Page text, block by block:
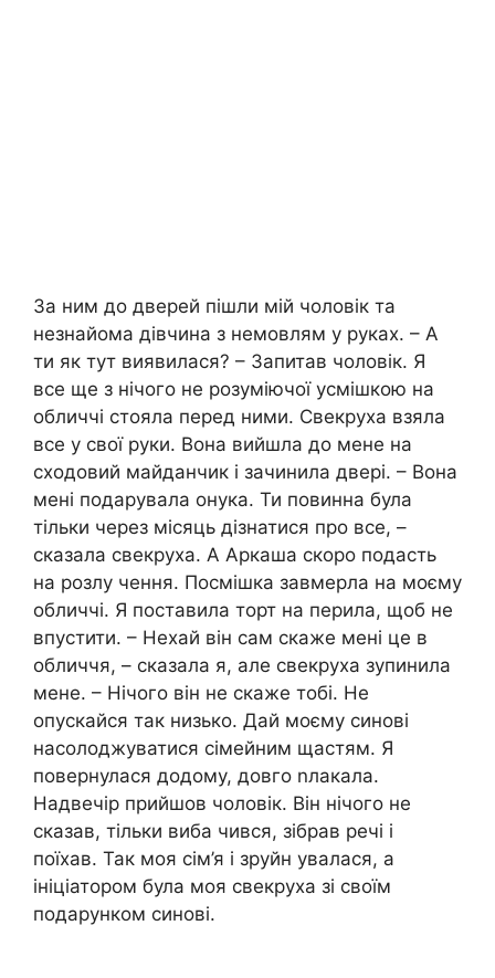
За ним до дверей пішли мій чоловік та
незнайома дівчина з немовлям у руках. – А
ти як тут виявилася? – Запитав чоловік. Я
все ще з нічого не розуміючої усмішкою на
обличчі стояла перед ними. Свекруха взяла
все у свої руки. Вона вийшла до мене на
сходовий майданчик і зачинила двері. – Вона
мені подарувала онука. Ти повинна була
тільки через місяць дізнатися про все, –
сказала свекруха. А Аркаша скоро подасть
на розлу чення. Посмішка завмерла на моєму
обличчі. Я поставила торт на перила, щоб не
впустити. – Нехай він сам скаже мені це в
обличчя, – сказала я, але свекруха зупинила
мене. – Нічого він не скаже тобі. Не
опускайся так низько. Дай моєму синові
насолоджуватися сімейним щастям. Я
повернулася додому, довго nлакала.
Надвечір прийшов чоловік. Він нічого не
сказав, тільки виба чився, зібрав речі і
поїхав. Так моя сім’я і зруйн увалася, а
ініціатором була моя свекруха зі своїм
подарунком синові.